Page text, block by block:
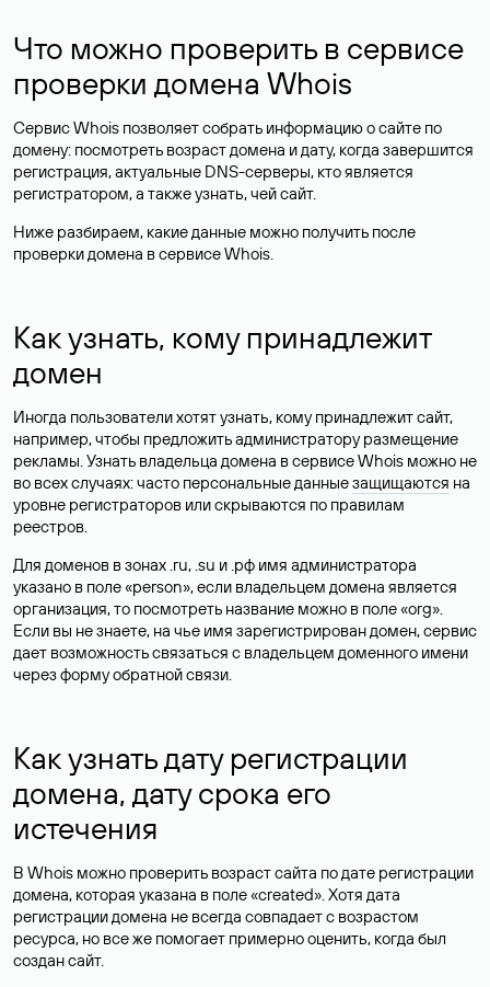
Что можно проверить в сервисе
проверки домена Whois
Сервис Whois позволяет собрать информацию о сайте по
домену: посмотреть возраст домена и дату, когда завершится
регистрация, актуальные DNS-серверы, кто является
регистратором, а также узнать, чей сайт.
Ниже разбираем, какие данные можно получить после
проверки домена в сервисе Whois.
Как узнать, кому принадлежит
домен
Иногда пользователи хотят узнать, кому принадлежит сайт,
например, чтобы предложить администратору размещение
рекламы. Узнать владельца домена в сервисе Whois можно не
во всех случаях: часто персональные данныезащищаются на
уровне регистраторов или скрываются по правилам
реестров.
Для доменов в зонах .ru, .su и .рф имя администратора
указано в поле «person», если владельцем домена является
организация, то посмотреть название можно в поле «org».
Если вы не знаете, на чье имя зарегистрирован домен, сервис
дает возможность связаться с владельцем доменного имени
через форму обратной связи.
Как узнать дату регистрации
домена, дату срока его
истечения
В Whois можно проверить возраст сайта по дате регистрации
домена, которая указана в поле «created». Хотя дата
регистрации домена не всегда совпадает с возрастом
ресурса, но все же помогает примерно оценить, когда был
создан сайт.